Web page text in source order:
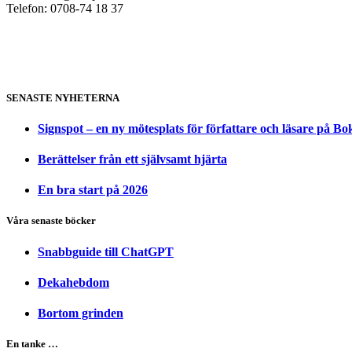
Telefon: 0708-74 18 37
SENASTE NYHETERNA
Signspot – en ny mötesplats för författare och läsare på
Berättelser från ett självsamt hjärta
En bra start på 2026
Våra senaste böcker
Snabbguide till ChatGPT
Dekahebdom
Bortom grinden
En tanke …